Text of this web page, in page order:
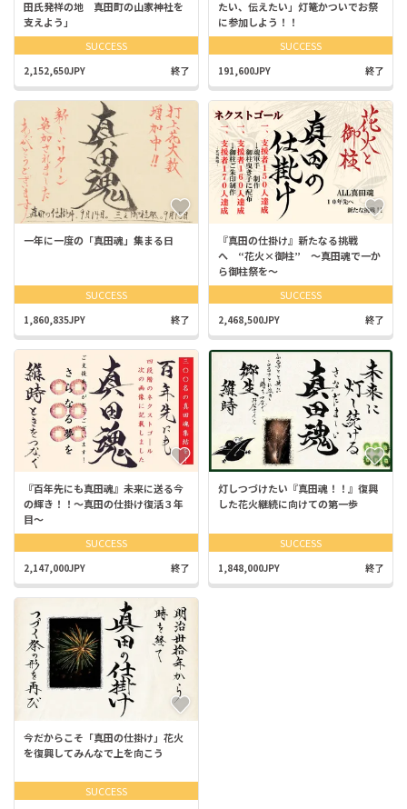
田氏発祥の地 真田町の山家神社を
支えよう」
SUCCESS
2,152,650JPY 終了
たい、伝えたい」灯篭かついでお祭
に参加しよう！！
SUCCESS
191,600JPY 終了
一年に一度の「真田魂」集まる日
SUCCESS
1,860,835JPY 終了
『真田の仕掛け』新たなる挑戦
へ “花火×御柱” ～真田魂で一か
ら御柱祭を～
SUCCESS
2,468,500JPY 終了
『百年先にも真田魂』未来に送る今
の輝き！！～真田の仕掛け復活３年
目～
SUCCESS
2,147,000JPY 終了
灯しつづけたい『真田魂！！』復興
した花火継続に向けての第一歩
SUCCESS
1,848,000JPY 終了
今だからこそ「真田の仕掛け」花火
を復興してみんなで上を向こう
SUCCESS